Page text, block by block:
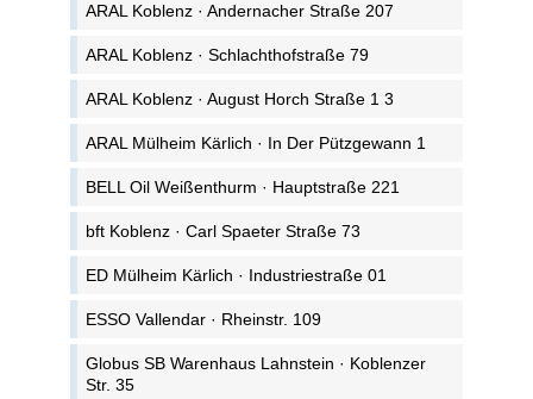
ARAL Koblenz · Andernacher Straße 207
ARAL Koblenz · Schlachthofstraße 79
ARAL Koblenz · August Horch Straße 1 3
ARAL Mülheim Kärlich · In Der Pützgewann 1
BELL Oil Weißenthurm · Hauptstraße 221
bft Koblenz · Carl Spaeter Straße 73
ED Mülheim Kärlich · Industriestraße 01
ESSO Vallendar · Rheinstr. 109
Globus SB Warenhaus Lahnstein · Koblenzer
Str. 35